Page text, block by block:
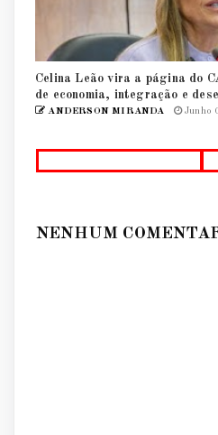
Celina Leão vira a página do
de economia, integração e
ANDERSON MIRANDA Junho
NENHUM